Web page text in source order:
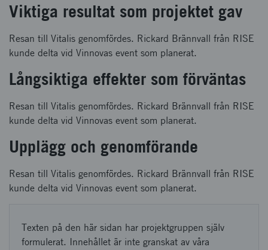
Viktiga resultat som projektet gav
Resan till Vitalis genomfördes. Rickard Brännvall från RISE
kunde delta vid Vinnovas event som planerat.
Långsiktiga effekter som förväntas
Resan till Vitalis genomfördes. Rickard Brännvall från RISE
kunde delta vid Vinnovas event som planerat.
Upplägg och genomförande
Resan till Vitalis genomfördes. Rickard Brännvall från RISE
kunde delta vid Vinnovas event som planerat.
Texten på den här sidan har projektgruppen själv
formulerat. Innehållet är inte granskat av våra